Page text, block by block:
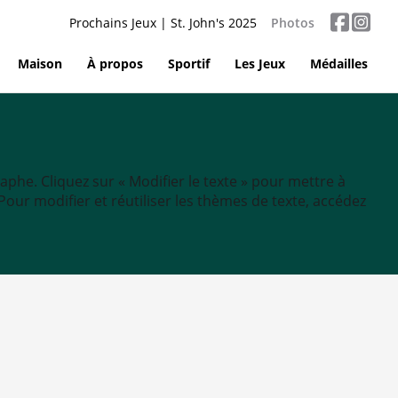
Prochains Jeux | St. John's 2025 Photos
Maison À propos Sportif Les Jeux Médailles
Cliquez sur « Modifier le texte » pour mettre à
modifier et réutiliser les thèmes de texte, accédez